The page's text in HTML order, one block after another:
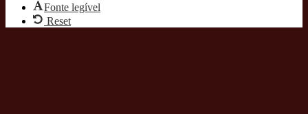
Fonte legível
Reset